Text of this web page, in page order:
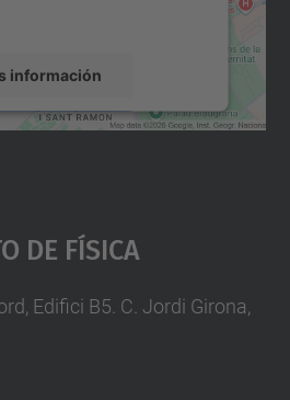
información
Aceptar
De Física
Edifici B5. C. Jordi Girona,